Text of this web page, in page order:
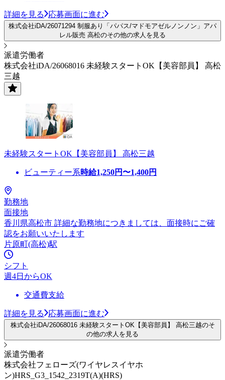
詳細を見る 応募画面に進む
株式会社iDA/26071294 制服あり「パパス/マドモアゼルノンノン」アパ
レル販売 高松のその他の求人を見る
派遣労働者
株式会社iDA/26068016 未経験スタートOK【美容部員】 高松
三越
未経験スタートOK【美容部員】 高松三越
ビューティー系時給1,250円〜1,400円
勤務地
面接地
香川県高松市 詳細な勤務地につきましては、面接時にご確
認をお願いいたします
片原町(高松)駅
シフト
週4日からOK
交通費支給
詳細を見る 応募画面に進む
株式会社iDA/26068016 未経験スタートOK【美容部員】 高松三越のそ
の他の求人を見る
派遣労働者
株式会社フェローズ(ワイヤレスイヤホ
ン)HRS_G3_1542_2319T(A)(HRS)